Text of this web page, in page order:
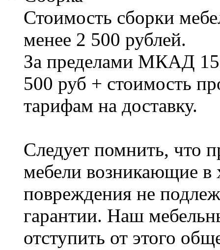
Стоимость сборки
менее 2 500 рублей.
За пределами МКАД
500 руб + стоимость
тарифам на доставку.
Следует помнить, что
мебели возникающие в
повреждения не
гарантии. Наш
отступить от этого